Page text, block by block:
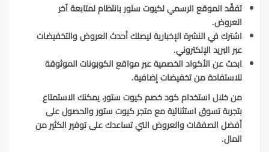
تفقّد الموقع الرسمي لكيوت ستور بانتظام لمتابعة آخر
العروض.
اشترك في النشرة الإخبارية ليصلك أحدث العروض والتخفيضات
عبر البريد الإلكتروني.
ابحث عن الأكواد الخصمية عبر مواقع الكوبونات الموثوقة
للاستفادة من تخفيضات إضافية.
من خلال استخدام كود خصم كيوت ستور، يمكنك الاستمتاع
بتجربة تسوق استثنائية مع متجر كيوت ستور والحصول على
أفضل الصفقات والعروض التي تساعدك على توفير الكثير من
المال.